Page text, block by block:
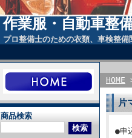
作業服・自動車整
プロ整備士のための衣類、車検整
商品検索
HOME
片
●申